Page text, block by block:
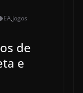
EA,jogos
de
e